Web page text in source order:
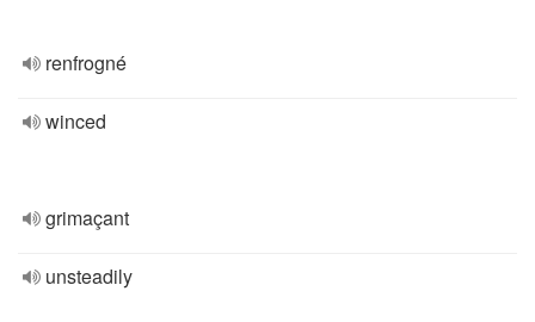
renfrogné
winced
grimaçant
unsteadily